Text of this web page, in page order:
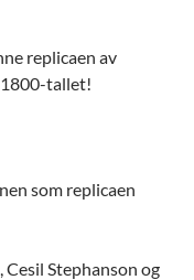
replicaen av
1800-tallet!
som replicaen
Cesil Stephanson og